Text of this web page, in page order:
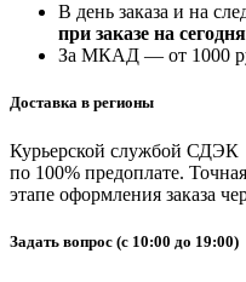
В день заказа и на
при заказе на
За МКАД — от 1000
Доставка в регионы
Курьерской службой СДЭК
по 100% предоплате.
этапе оформления заказа
Задать вопрос (с 10:00 до 19:00)